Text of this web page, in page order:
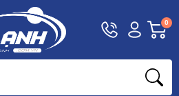
Hotline
1800
Tài
khoản
Khách
0